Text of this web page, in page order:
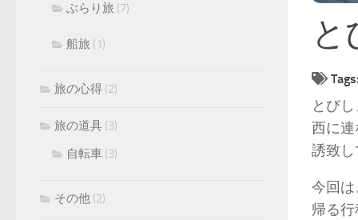
と
とび
西に
誘致
今回
帰る
ぶらり旅 (7)
船旅 (1)
旅の心得 (2)
旅の道具 (3)
自転車 (3)
その他 (2)